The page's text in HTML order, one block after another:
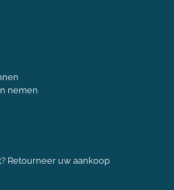
nemen
Retourneer uw aankoop